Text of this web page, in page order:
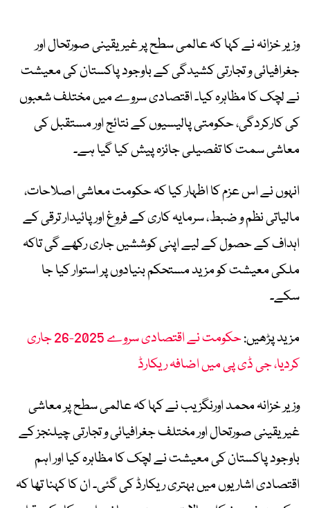
وزیر خزانہ نے کہا کہ عالمی سطح پر غیر یقینی صورتحال اور
جغرافیائی و تجارتی کشیدگی کے باوجود پاکستان کی معیشت
نے لچک کا مظاہرہ کیا۔ اقتصادی سروے میں مختلف شعبوں
کی کارکردگی، حکومتی پالیسیوں کے نتائج اور مستقبل کی
معاشی سمت کا تفصیلی جائزہ پیش کیا گیا ہے۔
انہوں نے اس عزم کا اظہار کیا کہ حکومت معاشی اصلاحات،
مالیاتی نظم و ضبط، سرمایہ کاری کے فروغ اور پائیدار ترقی کے
اہداف کے حصول کے لیے اپنی کوششیں جاری رکھے گی تاکہ
ملکی معیشت کو مزید مستحکم بنیادوں پر استوار کیا جا
سکے۔
مزید پڑھیں:
حکومت نے اقتصادی سروے 2025-26 جاری
کردیا، جی ڈی پی میں اضافہ ریکارڈ
وزیر خزانہ محمد اورنگزیب نے کہا کہ عالمی سطح پر معاشی
غیر یقینی صورتحال اور مختلف جغرافیائی و تجارتی چیلنجز کے
باوجود پاکستان کی معیشت نے لچک کا مظاہرہ کیا اور اہم
اقتصادی اشاریوں میں بہتری ریکارڈ کی گئی۔ ان کا کہنا تھا کہ